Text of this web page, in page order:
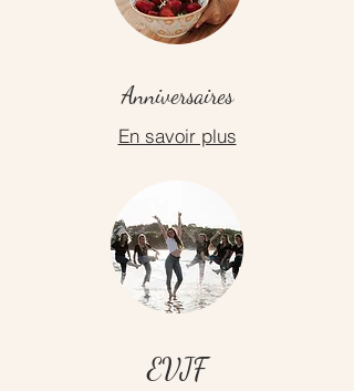
Anniversaires
En savoir plus
EVJF